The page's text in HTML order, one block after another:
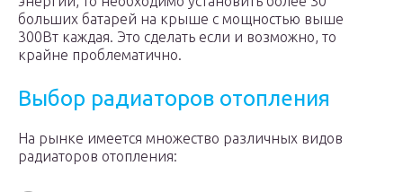
больших батарей на крыше с мощностью выше
300Вт каждая. Это сделать если и возможно, то
крайне проблематично.
Выбор радиаторов отопления
На рынке имеется множество различных видов
радиаторов отопления: